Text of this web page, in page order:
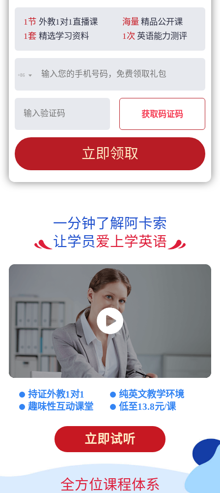
1节 外教1对1直播课 海量 精品公开课
1套 精选学习资料 1次 英语能力测评
+86
获取码证码
立即领取
一分钟了解阿卡索
让学员爱上学英语
持证外教1对1
纯英文教学环境
趣味性互动课堂
低至13.8元/课
立即试听
全方位课程体系